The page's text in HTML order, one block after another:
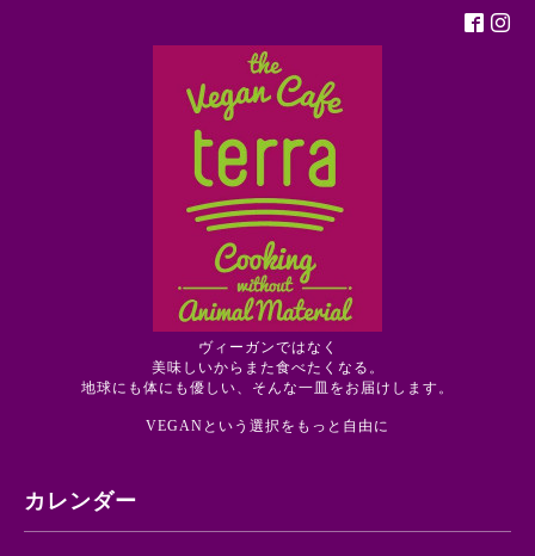
ヴィーガンではなく
美味しいからまた食べたくなる。
地球にも体にも優しい、そんな一皿をお届けします。
VEGANという選択をもっと自由に
カレンダー